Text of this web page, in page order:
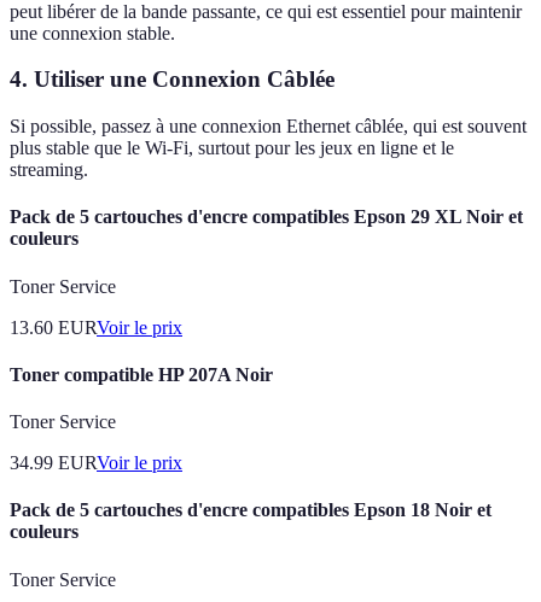
peut libérer de la bande passante, ce qui est essentiel pour maintenir
une connexion stable.
4. Utiliser une Connexion Câblée
Si possible, passez à une connexion Ethernet câblée, qui est souvent
plus stable que le Wi-Fi, surtout pour les jeux en ligne et le
streaming.
Pack de 5 cartouches d'encre compatibles Epson 29 XL Noir et
couleurs
Toner Service
13.60 EURVoir le prix
Toner compatible HP 207A Noir
Toner Service
34.99 EURVoir le prix
Pack de 5 cartouches d'encre compatibles Epson 18 Noir et
couleurs
Toner Service